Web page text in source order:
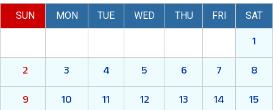
SUN MON TUE WED THU FRI SAT
1
2
3 4 5 6 7
8
9
10 11 12 13 14
15